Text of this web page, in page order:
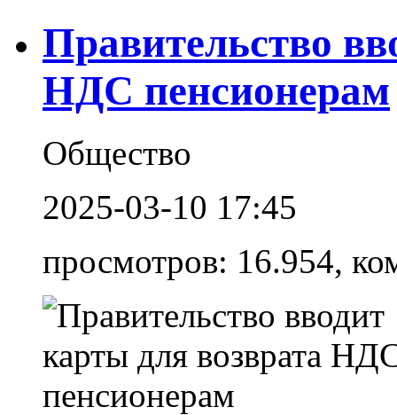
Правительство
НДС пенсионерам
Общество
2025-03-10 17:45
просмотров: 16.954,